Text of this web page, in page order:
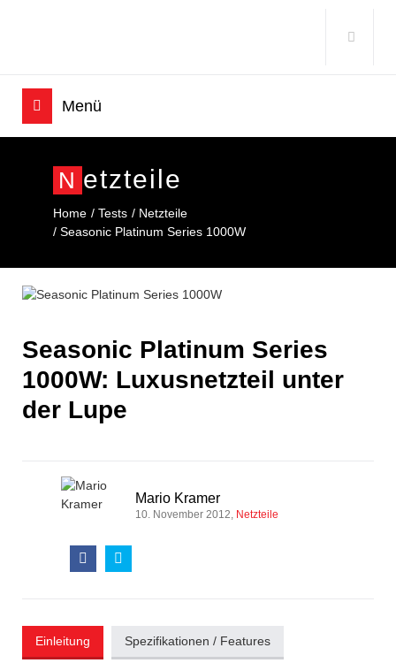
N Etzteile
Home Tests
Netzteile
Seasonic Platinum Series 1000W
Seasonic Platinum Series
1000W: Luxusnetzteil unter
der Lupe
Mario Kramer
10. November 2012 Netzteile
Einleitung Spezifikationen / Features